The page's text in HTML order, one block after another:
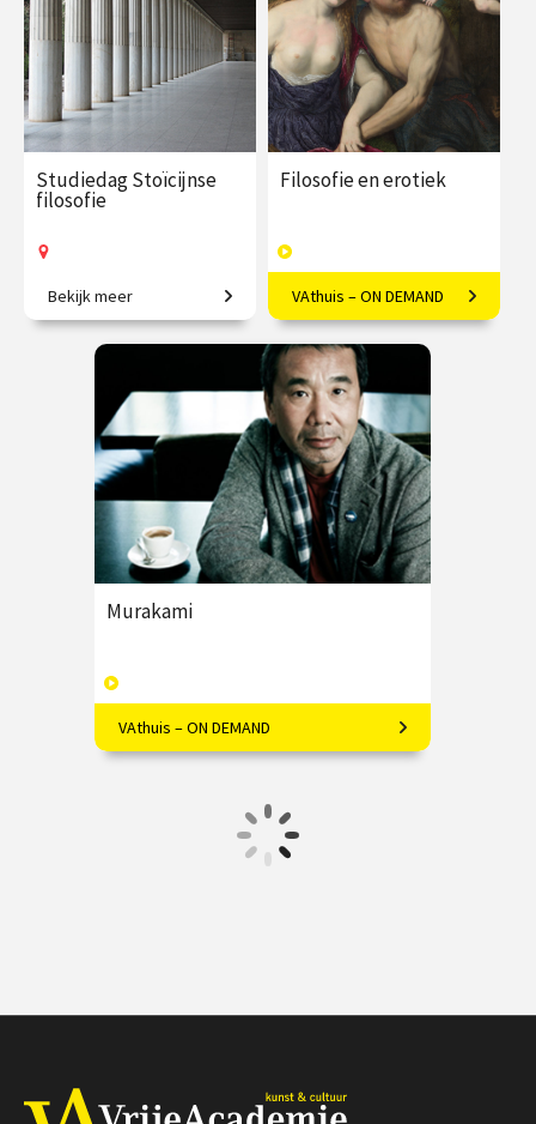
Op locatie
Op locatie of online
Studiedag Stoïcijnse
filosofie
Verrijk jouw leven met
functionele filosofie.
€ 65.00 / €
vanaf 24
Op locatie
Bekijk meer
Filosofie en erotiek
Seksualiteit vanuit een
filosofisch kader bezien.
€ 17.50
4
afleveringen
Speeltijd 1 uur
VAthuis
VAthuis – ON DEMAND
Murakami
Filosoof Ype de Boer over Haruki
Murakami
4 afleveringen
VAthuis – ON DEMAND